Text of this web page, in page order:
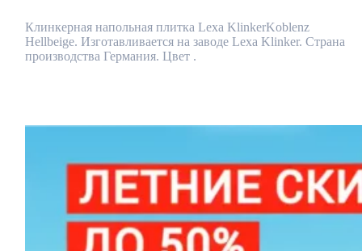
Hellbeige
Клинкерная напольная плитка Lexa KlinkerKoblenz
Hellbeige. Изготавливается на заводе Lexa Klinker. Страна
производства Германия. Цвет .